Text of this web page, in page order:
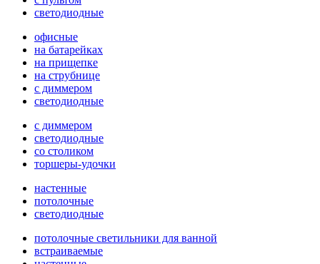
светодиодные
офисные
на батарейках
на прищепке
на струбнице
с диммером
светодиодные
с диммером
светодиодные
со столиком
торшеры-удочки
настенные
потолочные
светодиодные
потолочные светильники для ванной
встраиваемые